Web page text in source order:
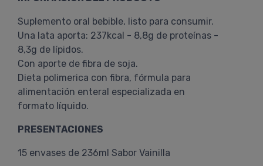
Suplemento oral bebible, listo para consumir.
Una lata aporta: 237kcal - 8,8g de proteínas -
8,3g de lípidos.
Con aporte de fibra de soja.
Dieta polimerica con fibra, fórmula para
alimentación enteral especializada en
formato líquido.
PRESENTACIONES
15 envases de 236ml Sabor Vainilla